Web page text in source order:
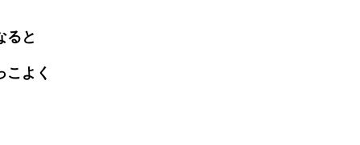
ると
こよく